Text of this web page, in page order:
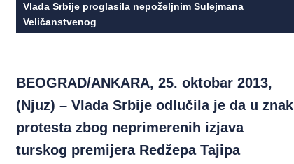
Vlada Srbije proglasila nepoželjnim Sulejmana
Veličanstvenog
BEOGRAD/ANKARA, 25. oktobar 2013,
(Njuz) – Vlada Srbije odlučila je da u znak
protesta zbog neprimerenih izjava
turskog premijera Redžepa Tajipa